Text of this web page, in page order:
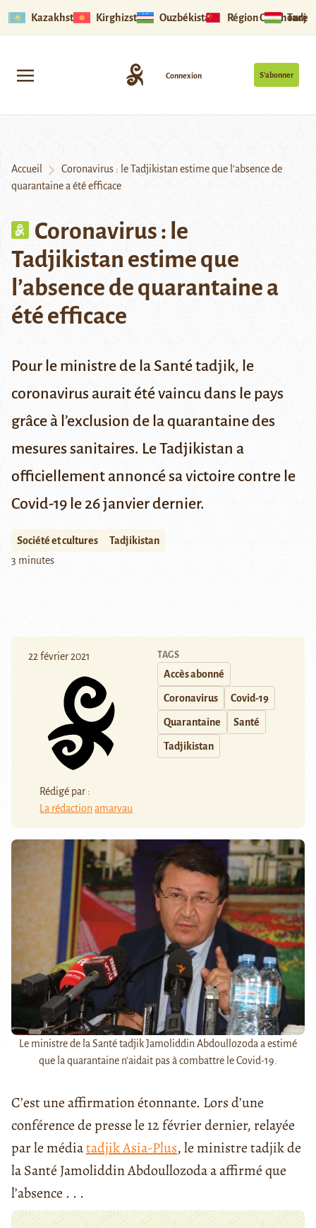
Kazakhstan Kirghizstan Ouzbékistan Région Ouïghoure
S’abonner
Connexion
Accueil
Coronavirus : le Tadjikistan estime que l’absence de
quarantaine a été efficace
Coronavirus : le
Tadjikistan estime que
l’absence de quarantaine a
été efficace
Pour le ministre de la Santé tadjik, le
coronavirus aurait été vaincu dans le pays
grâce à l’exclusion de la quarantaine des
mesures sanitaires. Le Tadjikistan a
officiellement annoncé sa victoire contre le
Covid-19 le 26 janvier dernier.
Société et cultures
Tadjikistan
3 minutes
22 février 2021
Rédigé par :
La rédaction amarvau
TAGS
Accès abonné
Coronavirus Covid-19
Quarantaine Santé
Tadjikistan
Le ministre de la Santé tadjik Jamoliddin Abdoullozoda a estimé
que la quarantaine n'aidait pas à combattre le Covid-19.
C’est une affirmation étonnante. Lors d’une
conférence de presse le 12 février dernier, relayée
par le médiatadjik Asia-Plus, le ministre tadjik de
la Santé Jamoliddin Abdoullozoda a affirmé que
l’absence . . .